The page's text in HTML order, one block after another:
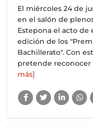
El miércoles 24 de
en el salón de
Estepona el acto de
edición de los
Bachillerato". Con
pretende reconocer
más]